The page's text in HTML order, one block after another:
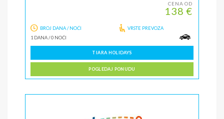
CENA OD
138 €
BROJ DANA / NOĆI
1 DANA/0 NOĆI
VRSTE PREVOZA
TIARA HOLIDAYS
POGLEDAJ PONUDU